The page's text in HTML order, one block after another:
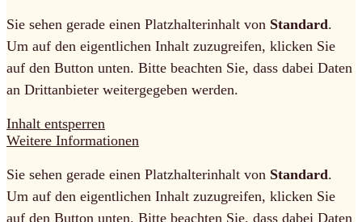
Sie sehen gerade einen Platzhalterinhalt von Standard.
Um auf den eigentlichen Inhalt zuzugreifen, klicken Sie
auf den Button unten. Bitte beachten Sie, dass dabei Daten
an Drittanbieter weitergegeben werden.
Inhalt entsperren
Weitere Informationen
Sie sehen gerade einen Platzhalterinhalt von Standard.
Um auf den eigentlichen Inhalt zuzugreifen, klicken Sie
auf den Button unten. Bitte beachten Sie, dass dabei Daten